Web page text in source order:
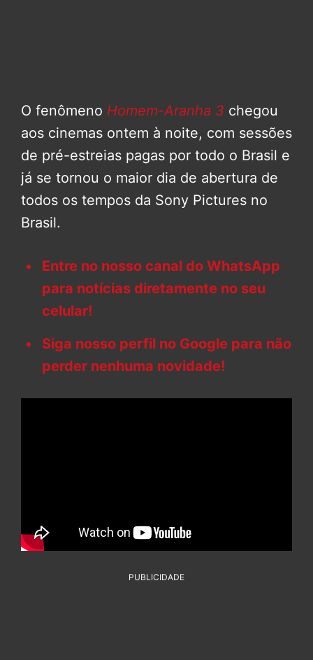
O fenômeno Homem-Aranha 3 chegou
aos cinemas ontem à noite, com sessões
de pré-estreias pagas por todo o Brasil e
já se tornou o maior dia de abertura de
todos os tempos da Sony Pictures no
Brasil.
Entre no nosso canal do WhatsApp
para notícias diretamente no seu
celular!
Siga nosso perfil no Google para não
perder nenhuma novidade!
PUBLICIDADE